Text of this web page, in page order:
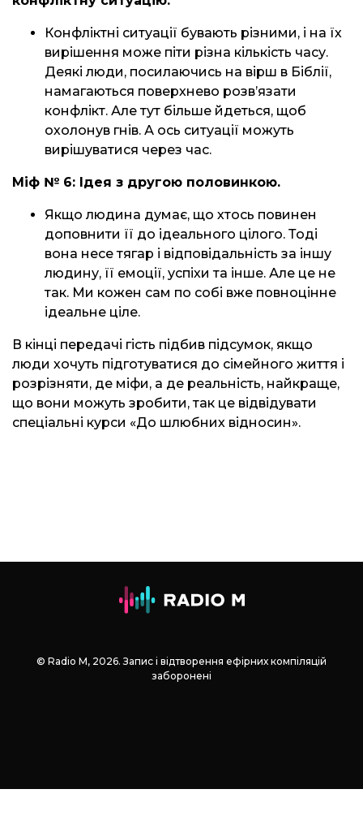
Конфліктні ситуації бувають різними, і на їх
вирішення може піти різна кількість часу.
Деякі люди, посилаючись на вірш в Біблії,
намагаються поверхнево розв’язати
конфлікт. Але тут більше йдеться, щоб
охолонув гнів. А ось ситуації можуть
вирішуватися через час.
Міф № 6: Ідея з другою половинкою.
Якщо людина думає, що хтось повинен
доповнити її до ідеального цілого. Тоді
вона несе тягар і відповідальність за іншу
людину, її емоції, успіхи та інше. Але це не
так. Ми кожен сам по собі вже повноцінне
ідеальне ціле.
В кінці передачі гість підбив підсумок, якщо
люди хочуть підготуватися до сімейного життя і
розрізняти, де міфи, а де реальність, найкраще,
що вони можуть зробити, так це відвідувати
спеціальні курси «До шлюбних відносин».
© Radio М, 2026. Запис і відтворення ефірних компіляцій
заборонені